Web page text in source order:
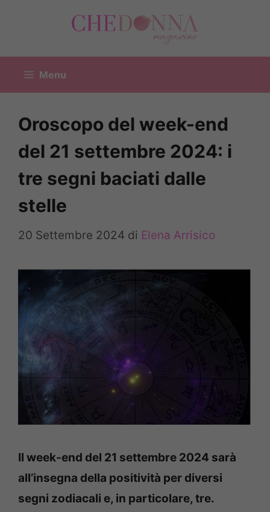
Menu
Oroscopo del week-end
del 21 settembre 2024: i
tre segni baciati dalle
stelle
20 Settembre 2024 di Elena Arrisico
Il week-end del 21 settembre 2024 sarà
all’insegna della positività per diversi
segni zodiacali e, in particolare, tre.